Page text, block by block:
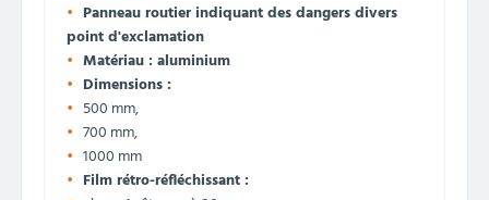
Panneau routier indiquant des dangers divers
point d'exclamation
Matériau : aluminium
Dimensions :
500 mm,
700 mm,
1000 mm
Film rétro-réfléchissant :